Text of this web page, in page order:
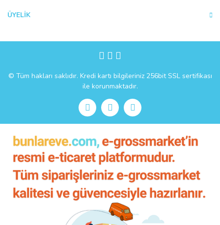
ÜYELİK
© Tüm hakları saklıdır. Kredi kartı bilgileriniz 256bit SSL sertifikası
ile korunmaktadır.